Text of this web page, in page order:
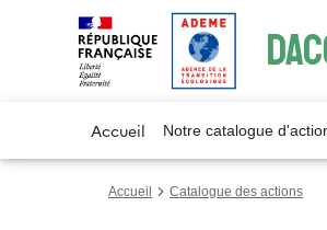
Accueil Notre catalogue
Accueil Catalogue des actions
Gestion des cookies